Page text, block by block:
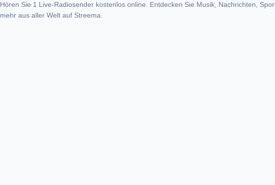
Hören Sie 1 Live-Radiosender kostenlos online. Entdecken Sie Musik, Nachrichten,
mehr aus aller Welt auf Streema.